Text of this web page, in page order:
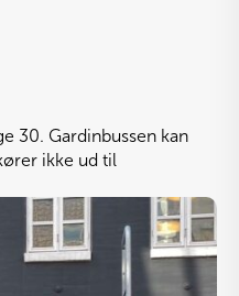
30. Gardinbussen kan
ikke ud til